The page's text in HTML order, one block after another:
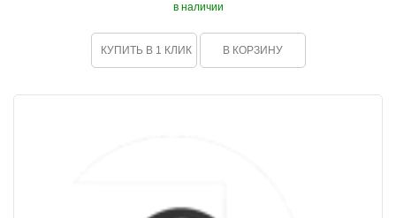
в наличии
КУПИТЬ В 1 КЛИК В КОРЗИНУ